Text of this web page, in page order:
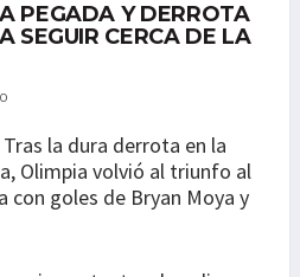
PEGADA Y DERROTA
SEGUIR CERCA DE LA
Tras la dura derrota en la
Olimpia volvió al triunfo al
con goles de Bryan Moya y